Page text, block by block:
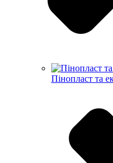
Пінопласт та